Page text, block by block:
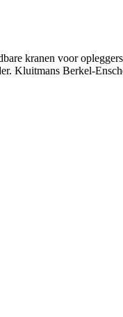
kranen voor
Kluitmans Berkel-